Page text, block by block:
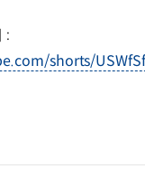
:
shorts/